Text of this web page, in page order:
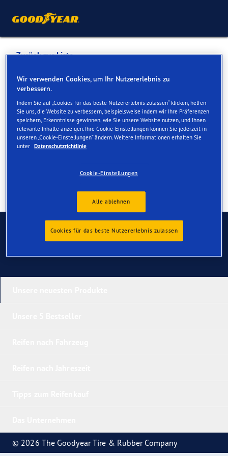
Zurück zur Liste
MONTAYGOM
Dienste online und vor Ort verfügbar
Kontakt Serviceleistungen
Kontaktieren Sie uns
© 2026 The Goodyear Tire & Rubber Company
Wir verwenden Cookies, um Ihr Nutzererlebnis zu
verbessern.
Indem Sie auf „Cookies für das beste Nutzererlebnis zulassen“ klicken, helfen
Sie uns, die Website zu verbessern, beispielsweise indem wir Ihre Präferenzen
speichern, Erkenntnisse gewinnen, wie Sie unsere Website nutzen, und Ihnen
relevante Inhalte anzeigen. Ihre Cookie-Einstellungen können Sie jederzeit in
unseren „Cookie-Einstellungen“ ändern. Weitere Informationen erhalten Sie
unter Datenschutzrichtlinie
Cookie-Einstellungen
Alle ablehnen
Cookies für das beste Nutzererlebnis zulassen